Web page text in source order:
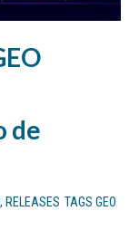
de
, RELEASES TAGS GEO